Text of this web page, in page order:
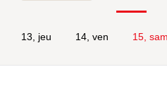
13, jeu 14, ven 15, sam